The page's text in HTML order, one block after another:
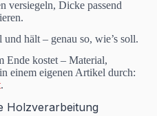
versiegeln, Dicke passend
hält – genau so, wie’s soll.
Ende kostet – Material,
einem eigenen Artikel durch:
.
Holzverarbeitung